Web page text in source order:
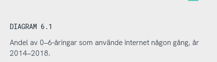
DIAGRAM 6.1
Andel av 0–6-åringar som använde internet någon gång, år
2014–2018.